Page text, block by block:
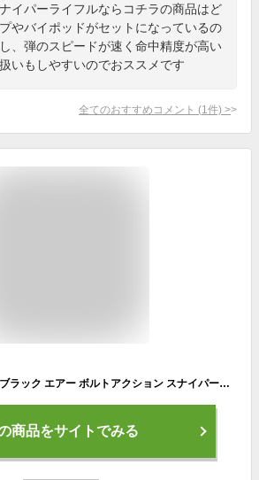
イパーライフルならコチラの商品はど
やバイポッドがセットになっているの
、弾のスピードが速く命中精度が高い
いもしやすいのでおススメです
全てのおすすめコメント (1 件) >
東京マルイ VSR-ONE ブラック エアー ボルトアクション スナイパーライフル スコープセット /スナイパー ライフル VSR-10 VSR ONE BAAR ブイエスアール ワン
商品をサイトでみる